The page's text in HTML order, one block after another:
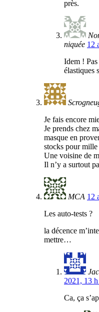
près.
niquée 12
Idem !
élastiques
Je fais encore
Je prends chez
masque en
stocks pour mille
Une voisine de
Il n’y a surtout
MCA 12
Les auto-tests ?
la décence
mettre…
2021, 13
Ca, ça